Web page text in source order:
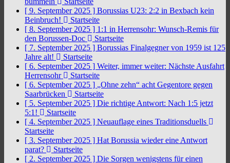
[ 9. September 2025 ] Borussias U23: 2:2 in Bexbach kein
Beinbruch!
Startseite
[ 8. September 2025 ] 1:1 in Herrensohr: Wunsch-Remis für
den Borussen-Doc
Startseite
[ 7. September 2025 ] Borussias Finalgegner von 1959 ist 125
Jahre alt!
Startseite
[ 6. September 2025 ] Weiter, immer weiter: Nächste Ausfahrt
Herrensohr
Startseite
[ 6. September 2025 ] „Ohne zehn“ acht Gegentore gegen
Saarbrücken
Startseite
[ 5. September 2025 ] Die richtige Antwort: Nach 1:5 jetzt
5:1!
Startseite
[ 4. September 2025 ] Neuauflage eines Traditionsduells
Startseite
[ 3. September 2025 ] Hat Borussia wieder eine Antwort
parat?
Startseite
[ 2. September 2025 ] Die Sorgen wenigstens für einen